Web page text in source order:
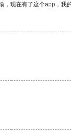
现在有了这个app，我